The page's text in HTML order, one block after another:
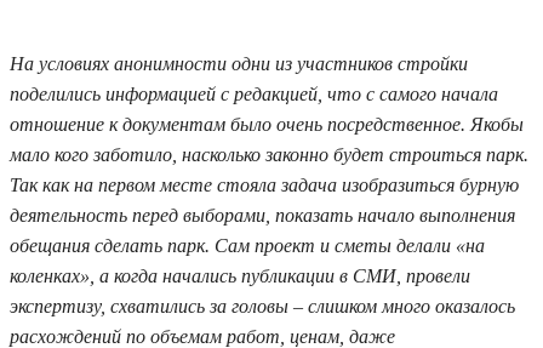
На условиях анонимности одни из участников стройки
поделились информацией с редакцией, что с самого начала
отношение к документам было очень посредственное. Якобы
мало кого заботило, насколько законно будет строиться парк.
Так как на первом месте стояла задача изобразиться бурную
деятельность перед выборами, показать начало выполнения
обещания сделать парк. Сам проект и сметы делали «на
коленках», а когда начались публикации в СМИ, провели
экспертизу, схватились за головы – слишком много оказалось
расхождений по объемам работ, ценам, даже